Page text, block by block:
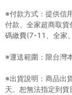
※付款方式：提供信
付款、全家超商取
碼繳費(7-11、全家
※運送範圍：限台灣
※出貨說明：商品出
天。恕無法指定到